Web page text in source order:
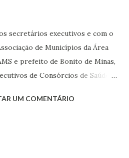
secretários executivos e com o
de Municípios da Área
e prefeito de Bonito de Minas,
de Consórcios de Saúde
representam uma iniciativa
UM COMENTÁRIO